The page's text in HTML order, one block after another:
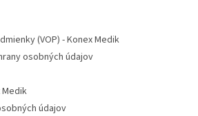
(VOP) - Konex Medik
osobných údajov
Medik
údajov